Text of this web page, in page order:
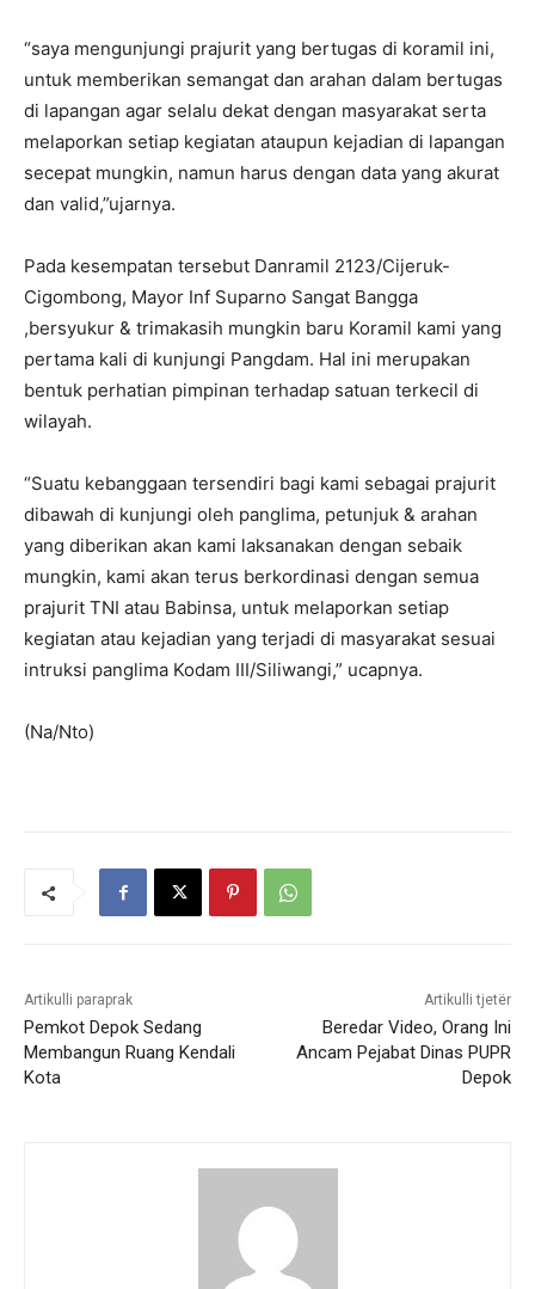
“saya mengunjungi prajurit yang bertugas di koramil ini,
untuk memberikan semangat dan arahan dalam bertugas
di lapangan agar selalu dekat dengan masyarakat serta
melaporkan setiap kegiatan ataupun kejadian di lapangan
secepat mungkin, namun harus dengan data yang akurat
dan valid,”ujarnya.
Pada kesempatan tersebut Danramil 2123/Cijeruk-
Cigombong, Mayor Inf Suparno Sangat Bangga
,bersyukur & trimakasih mungkin baru Koramil kami yang
pertama kali di kunjungi Pangdam. Hal ini merupakan
bentuk perhatian pimpinan terhadap satuan terkecil di
wilayah.
“Suatu kebanggaan tersendiri bagi kami sebagai prajurit
dibawah di kunjungi oleh panglima, petunjuk & arahan
yang diberikan akan kami laksanakan dengan sebaik
mungkin, kami akan terus berkordinasi dengan semua
prajurit TNI atau Babinsa, untuk melaporkan setiap
kegiatan atau kejadian yang terjadi di masyarakat sesuai
intruksi panglima Kodam III/Siliwangi,” ucapnya.
(Na/Nto)
Artikulli paraprak
Pemkot Depok Sedang
Membangun Ruang Kendali
Kota
Artikulli tjetër
Beredar Video, Orang Ini
Ancam Pejabat Dinas PUPR
Depok